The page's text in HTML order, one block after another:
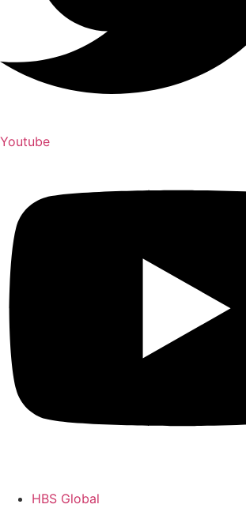
Youtube
HBS Global